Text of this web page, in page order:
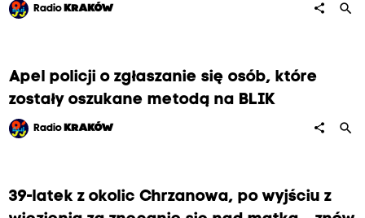
Radio KRAKÓW share search
Apel policji o zgłaszanie się osób, które
zostały oszukane metodą na BLIK
Radio KRAKÓW share search
39-latek z okolic Chrzanowa, po wyjściu z